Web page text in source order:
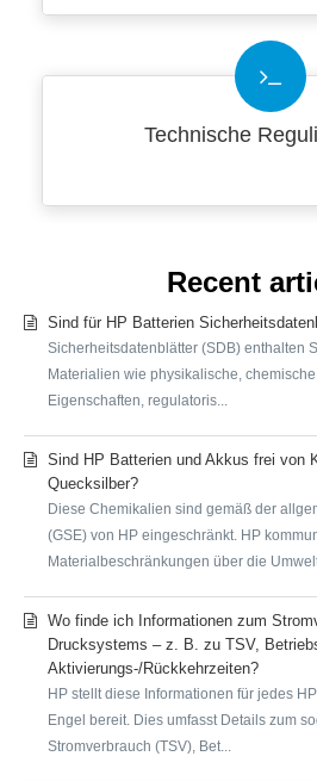
Technische
Recent
Sind für HP Batterien
Sicherheitsdatenblätter (SDB) enthalten
Materialien wie physikalische,
Eigenschaften, regulatoris...
Sind HP Batterien und Akkus frei von
Quecksilber?
Diese Chemikalien sind gemäß der
(GSE) von HP eingeschränkt. HP
Materialbeschränkungen über die
Wo finde ich Informationen zum
Drucksystems – z. B. zu TSV,
Aktivierungs-/Rückkehrzeiten?
HP stellt diese Informationen für jedes
Engel bereit. Dies umfasst Details zum
Stromverbrauch (TSV), Bet...